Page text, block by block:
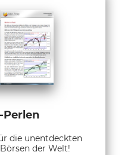
die unentdeckten
der Welt!